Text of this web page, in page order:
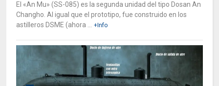
El «An Mu» (SS-085) es la segunda unidad del tipo Dosan An
Changho. Al igual que el prototipo, fue construido en los
astilleros DSME (ahora ... +Info